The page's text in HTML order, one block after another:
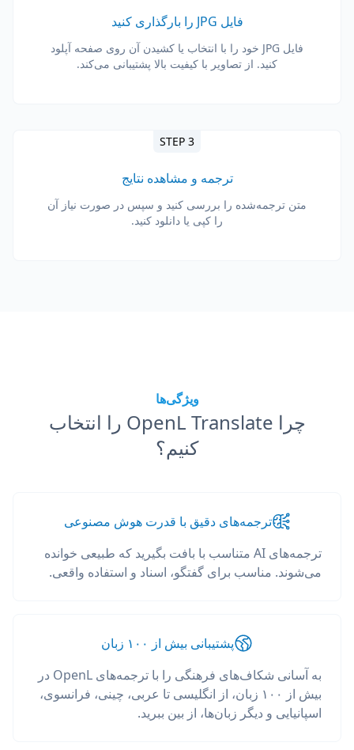
فایل JPG را بارگذاری کنید
فایل JPG خود را با انتخاب یا کشیدن آن روی صفحه آپلود
کنید. از تصاویر با کیفیت بالا پشتیبانی می‌کند.
STEP 3
ترجمه و مشاهده نتایج
متن ترجمه‌شده را بررسی کنید و سپس در صورت نیاز آن
را کپی یا دانلود کنید.
ویژگی‌ها
چرا OpenL Translate را انتخاب
کنیم؟
ترجمه‌های دقیق با قدرت هوش مصنوعی
ترجمه‌های AI متناسب با بافت بگیرید که طبیعی خوانده
می‌شوند. مناسب برای گفتگو، اسناد و استفاده واقعی.
پشتیبانی بیش از ۱۰۰ زبان
به آسانی شکاف‌های فرهنگی را با ترجمه‌های OpenL در
بیش از ۱۰۰ زبان، از انگلیسی تا عربی، چینی، فرانسوی،
اسپانیایی و دیگر زبان‌ها، از بین ببرید.